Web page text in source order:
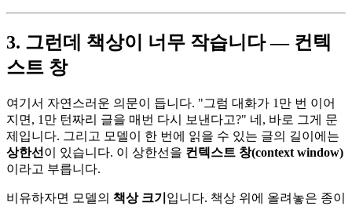
3. 그런데 책상이 너무 작습니다 — 컨텍
스트 창
여기서 자연스러운 의문이 듭니다. "그럼 대화가 1만 번 이어
지면, 1만 턴짜리 글을 매번 다시 보낸다고?" 네, 바로 그게 문
제입니다. 그리고 모델이 한 번에 읽을 수 있는 글의 길이에는
상한선 이 있습니다. 이 상한선을 컨텍스트 창(context window)
이라고 부릅니다.
비유하자면 모델의 책상 크기 입니다. 책상 위에 올려놓은 종이